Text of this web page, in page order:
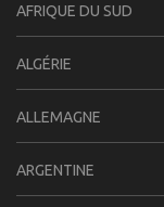
AFRIQUE DU SUD
ALGÉRIE
ALLEMAGNE
ARGENTINE